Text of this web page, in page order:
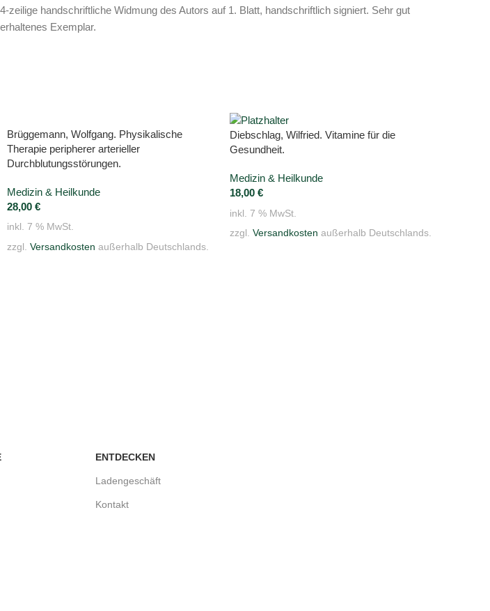
4-zeilige handschriftliche Widmung des Autors auf 1. Blatt, handschriftlich signiert. Sehr gut
erhaltenes Exemplar.
Brüggemann, Wolfgang. Physikalische
Therapie peripherer arterieller
Durchblutungsstörungen.
Medizin & Heilkunde
28,00 €
inkl. 7 % MwSt.
zzgl. Versandkosten außerhalb Deutschlands.
Diebschlag, Wilfried. Vitamine für die
Gesundheit.
Medizin & Heilkunde
18,00 €
inkl. 7 % MwSt.
zzgl. Versandkosten außerhalb Deutschlands.
ENTDECKEN
Ladengeschäft
Kontakt